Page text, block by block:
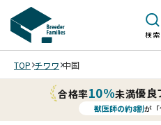
検索
TOP チワワ 中国
合格率10%未満優良
獣医師の約8割が